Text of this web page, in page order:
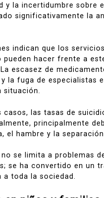
y la incertidumbre sobre
significativamente la
indican que los
pueden hacer frente a
escasez de
la fuga de especialistas
situación.
casos, las tasas de
principalmente
el hambre y la
se limita a problemas
se ha convertido en un
a toda la sociedad.